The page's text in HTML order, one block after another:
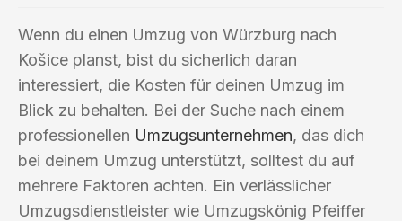
Wenn du einen Umzug von Würzburg nach
Košice planst, bist du sicherlich daran
interessiert, die Kosten für deinen Umzug im
Blick zu behalten. Bei der Suche nach einem
professionellen Umzugsunternehmen, das dich
bei deinem Umzug unterstützt, solltest du auf
mehrere Faktoren achten. Ein verlässlicher
Umzugsdienstleister wie Umzugskönig Pfeiffer